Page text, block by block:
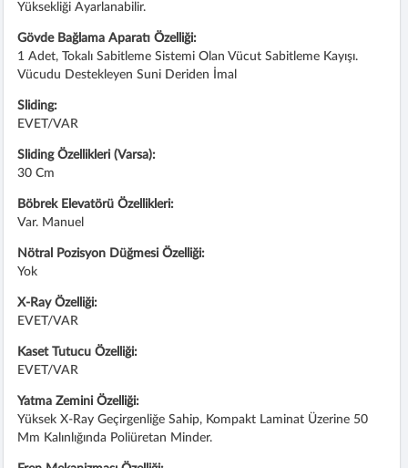
Yüksekliği Ayarlanabilir.
Gövde Bağlama Aparatı Özelliği:
1 Adet, Tokalı Sabitleme Sistemi Olan Vücut Sabitleme Kayışı.
Vücudu Destekleyen Suni Deriden İmal
Sliding:
EVET/VAR
Sliding Özellikleri (Varsa):
30 Cm
Böbrek Elevatörü Özellikleri:
Var. Manuel
Nötral Pozisyon Düğmesi Özelliği:
Yok
X-Ray Özelliği:
EVET/VAR
Kaset Tutucu Özelliği:
EVET/VAR
Yatma Zemini Özelliği:
Yüksek X-Ray Geçirgenliğe Sahip, Kompakt Laminat Üzerine 50
Mm Kalınlığında Poliüretan Minder.